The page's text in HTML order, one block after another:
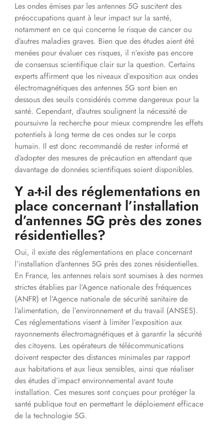
Les ondes émises par les antennes 5G suscitent des
préoccupations quant à leur impact sur la santé,
notamment en ce qui concerne le risque de cancer ou
d’autres maladies graves. Bien que des études aient été
menées pour évaluer ces risques, il n’existe pas encore
de consensus scientifique clair sur la question. Certains
experts affirment que les niveaux d’exposition aux ondes
électromagnétiques des antennes 5G sont bien en
dessous des seuils considérés comme dangereux pour la
santé. Cependant, d’autres soulignent la nécessité de
poursuivre la recherche pour mieux comprendre les effets
potentiels à long terme de ces ondes sur le corps
humain. Il est donc recommandé de rester informé et
d’adopter des mesures de précaution en attendant que
davantage de données scientifiques soient disponibles.
Y a-t-il des réglementations en
place concernant l’installation
d’antennes 5G près des zones
résidentielles?
Oui, il existe des réglementations en place concernant
l’installation d’antennes 5G près des zones résidentielles.
En France, les antennes relais sont soumises à des normes
strictes établies par l’Agence nationale des fréquences
(ANFR) et l’Agence nationale de sécurité sanitaire de
l’alimentation, de l’environnement et du travail (ANSES).
Ces réglementations visent à limiter l’exposition aux
rayonnements électromagnétiques et à garantir la sécurité
des citoyens. Les opérateurs de télécommunications
doivent respecter des distances minimales par rapport
aux habitations et aux lieux sensibles, ainsi que réaliser
des études d’impact environnemental avant toute
installation. Ces mesures sont conçues pour protéger la
santé publique tout en permettant le déploiement efficace
de la technologie 5G.